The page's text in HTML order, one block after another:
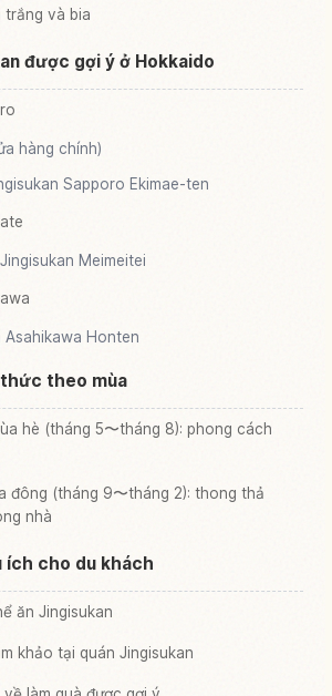
trắng và bia
được gợi ý ở Hokkaido
hàng chính)
Sapporo Ekimae-ten
Meimeitei
Asahikawa Honten
theo mùa
hè (tháng 5〜tháng 8): phong cách
đông (tháng 9〜tháng 2): thong thả
nhà
ích cho du khách
ăn Jingisukan
khảo tại quán Jingisukan